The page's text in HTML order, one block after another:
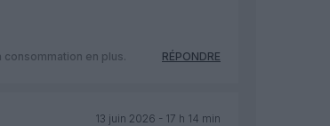
en plus.
RÉPONDRE
13 juin 2026 - 17 h 14 min